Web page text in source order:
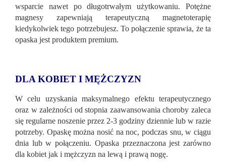
wsparcie nawet po długotrwałym użytkowaniu. Potężne
magnesy zapewniają terapeutyczną magnetoterapię
kiedykolwiek tego potrzebujesz. To połączenie sprawia, że ​​ta
opaska jest produktem premium.
DLA KOBIET I MĘŻCZYZN
W celu uzyskania maksymalnego efektu terapeutycznego
oraz w zależności od stopnia zaawansowania choroby zaleca
się regularne noszenie przez 2-3 godziny dziennie lub w razie
potrzeby. Opaskę można nosić na noc, podczas snu, w ciągu
dnia lub w połączeniu. Opaska przeznaczona jest zarówno
dla kobiet jak i mężczyzn na lewą i prawą nogę.